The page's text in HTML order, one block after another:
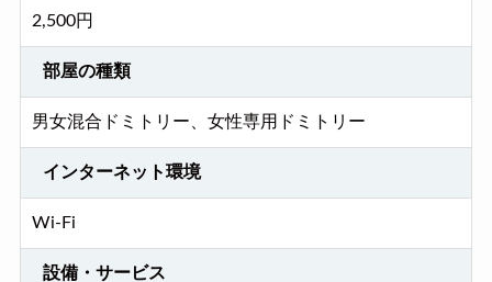
2,500円
部屋の種類
男女混合ドミトリー、女性専用ドミトリー
インターネット環境
Wi-Fi
設備・サービス